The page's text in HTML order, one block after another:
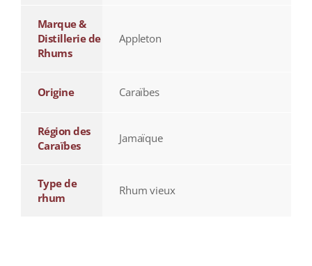
Marque &
Distillerie de
Rhums
Appleton
Origine Caraïbes
Région des
Caraïbes
Jamaïque
Type de
rhum
Rhum vieux